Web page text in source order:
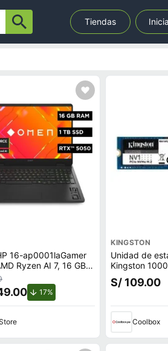
Tiendas
16-ap0001laGamer
Ryzen AI 7, 16 GB
GeForce RTX
SSD, 16"" 2K 144
11 Home
17%de descuento.
KINGSTON
Unidad de
Kingston
M.2, NVMe,
S/ 109.00
Coolbox